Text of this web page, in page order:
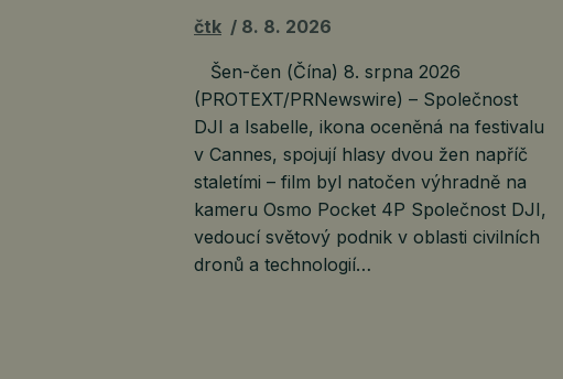
čtk 8. 8. 2026
Šen-čen (Čína) 8. srpna 2026
(PROTEXT/PRNewswire) – Společnost
DJI a Isabelle, ikona oceněná na festivalu
v Cannes, spojují hlasy dvou žen napříč
staletími – film byl natočen výhradně na
kameru Osmo Pocket 4P Společnost DJI,
vedoucí světový podnik v oblasti civilních
dronů a technologií…